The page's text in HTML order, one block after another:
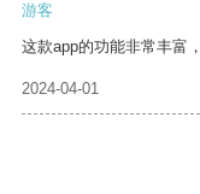
游客
这款app的功能非常丰富
2024-04-01